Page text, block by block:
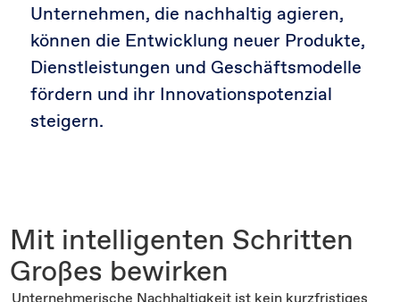
Unternehmen, die nachhaltig agieren,
können die Entwicklung neuer Produkte,
Dienstleistungen und Geschäftsmodelle
fördern und ihr Innovationspotenzial
steigern.
Mit intelligenten Schritten
Großes bewirken
Unternehmerische Nachhaltigkeit ist kein kurzfristiges